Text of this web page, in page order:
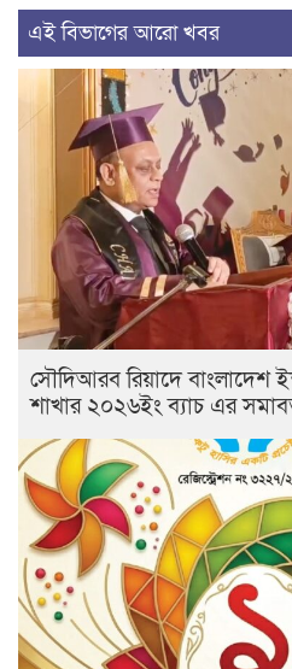
এই বিভাগের আরো খবর
সৌদিআরব রিয়াদে বাংলাদেশ
শাখার ২০২৬ইং ব‍্যাচ এর